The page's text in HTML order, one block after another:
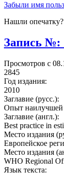
Забыли имя
Нашли
Запись №:
Просмотров с
2845
Год издания:
2010
Заглавие (русс.):
Опыт наилучшей
Заглавие (англ.):
Best practice in
Место издания
Европейское
Место издания
WHO Regional
Язык текста: